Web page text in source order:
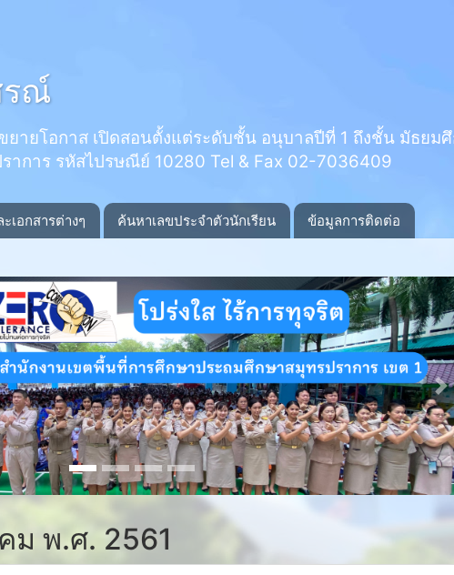
รณ์
ยายโอกาส เปิดสอนตั้งแต่ระดับชั้น อนุบาลปีที่ 1 ถึงชั้น มัธยม
าการ รหัสไปรษณีย์ 10280 Tel & Fax 02-7036409
เอกสารต่างๆ ค้นหาเลขประจำตัวนักเรียน ข้อมูลการติดต่อ
ม พ.ศ. 2561